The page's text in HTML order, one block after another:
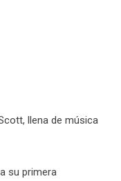
llena de música
su primera